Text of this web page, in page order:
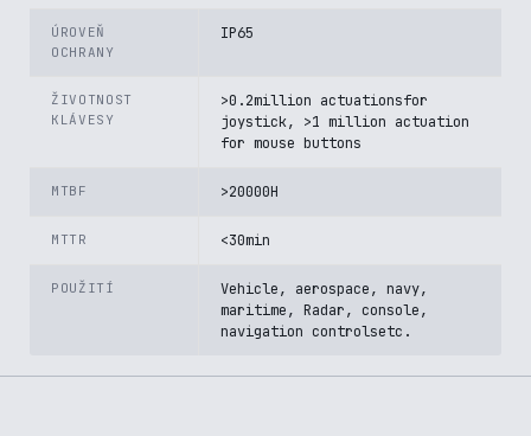
ÚROVEŇ
OCHRANY
IP65
ŽIVOTNOST
KLÁVESY
>0.2million actuationsfor
joystick, >1 million actuation
for mouse buttons
MTBF >20000H
MTTR <30min
POUŽITÍ
Vehicle, aerospace, navy,
maritime, Radar, console,
navigation controlsetc.